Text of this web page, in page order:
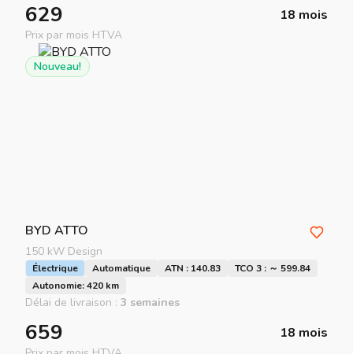
629 18 mois
Prix par mois HTVA
Nouveau!
BYD ATTO
150 kW Design
Électrique Automatique ATN : 140.83
TCO 3 : ～ 599.84
Autonomie: 420 km
Délai de livraison : 3 semaines
659 18 mois